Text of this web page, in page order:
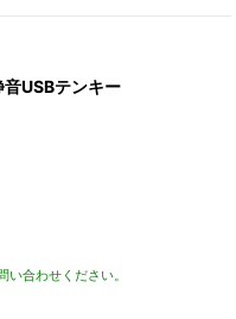
USBテンキー
い合わせください。